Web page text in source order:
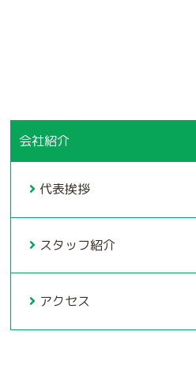
会社紹介
代表挨拶
スタッフ紹介
アクセス